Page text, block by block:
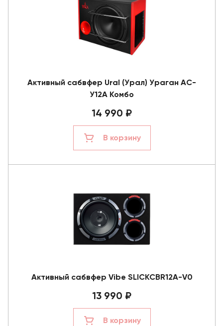
Активный сабвфер Ural (Урал) Ураган АС-
У12А Комбо
14 990 ₽
В корзину
Активный сабвфер Vibe SLICKCBR12A-V0
13 990 ₽
В корзину